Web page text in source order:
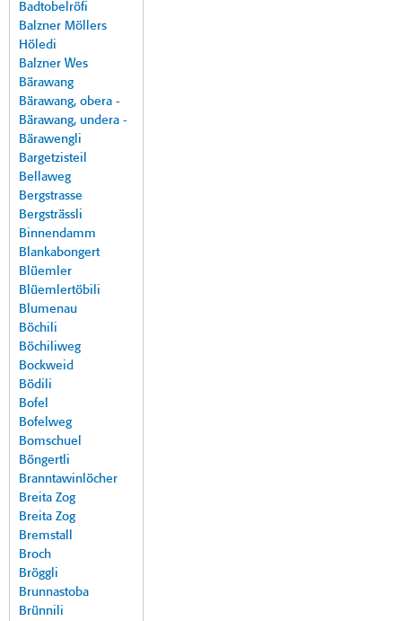
Badtobelröfi
Balzner Möllers
Höledi
Balzner Wes
Bärawang
Bärawang, obera -
Bärawang, undera -
Bärawengli
Bargetzisteil
Bellaweg
Bergstrasse
Bergsträssli
Binnendamm
Blankabongert
Blüemler
Blüemlertöbili
Blumenau
Böchili
Böchiliweg
Bockweid
Bödili
Bofel
Bofelweg
Bomschuel
Böngertli
Branntawinlöcher
Breita Zog
Breita Zog
Bremstall
Broch
Bröggli
Brunnastoba
Brünnili